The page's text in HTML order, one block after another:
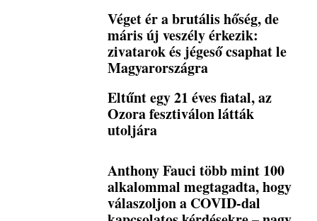
Véget ér a brutális hőség, de
máris új veszély érkezik:
zivatarok és jégeső csaphat le
Magyarországra
Eltűnt egy 21 éves fiatal, az
Ozora fesztiválon látták
utoljára
Anthony Fauci több mint 100
alkalommal megtagadta, hogy
válaszoljon a COVID-dal